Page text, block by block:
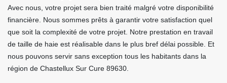
Avec nous, votre projet sera bien traité malgré votre disponibilité
financière. Nous sommes prêts à garantir votre satisfaction quel
que soit la complexité de votre projet. Notre prestation en travail
de taille de haie est réalisable dans le plus bref délai possible. Et
nous pouvons servir sans exception tous les habitants dans la
région de Chastellux Sur Cure 89630.